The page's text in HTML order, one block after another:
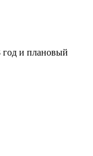
год и плановый